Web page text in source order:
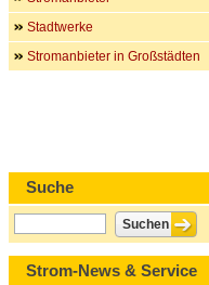
Stadtwerke
Stromanbieter in Großstädten
Suche
Strom-News & Service